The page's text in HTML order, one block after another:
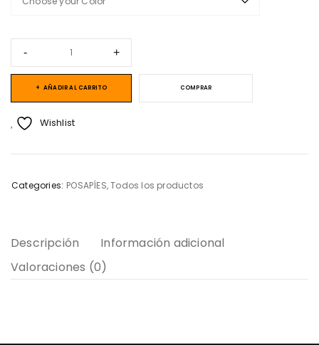
AÑADIR AL CARRITO COMPRAR
Wishlist
Categories: POSAPÍES,Todos los productos
Descripción
Información adicional
Valoraciones (0)